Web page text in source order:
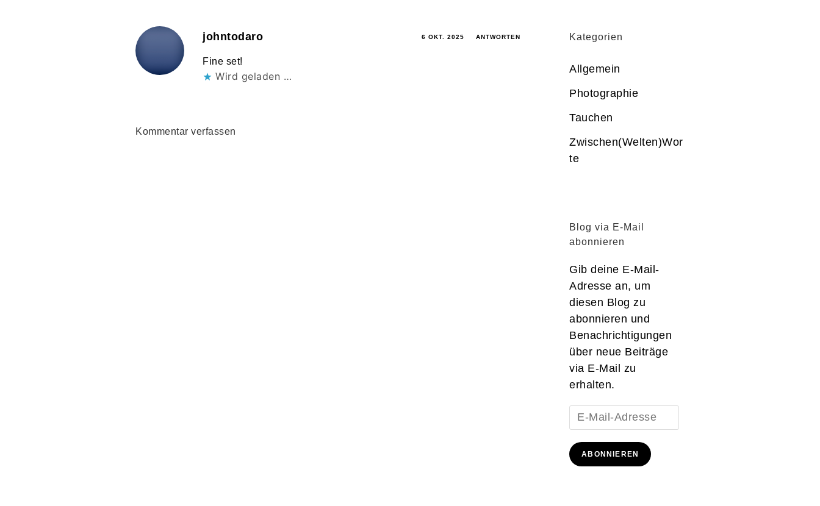
johntodaro 6 OKT. 2025 ANTWORTEN
Fine set!
Wird geladen …
Kommentar verfassen
Kategorien
Allgemein
Photographie
Tauchen
Zwischen(Welten)Wor
te
Blog via E-Mail
abonnieren
Gib deine E-Mail-
Adresse an, um
diesen Blog zu
abonnieren und
Benachrichtigungen
über neue Beiträge
via E-Mail zu
erhalten.
E-
Mail-
Adresse
ABONNIEREN